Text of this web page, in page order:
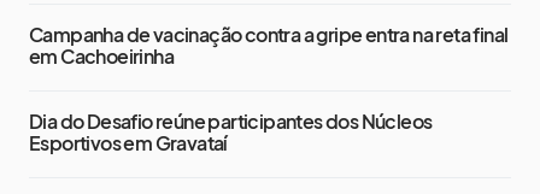
Campanha de vacinação contra a gripe entra na reta final
em Cachoeirinha
Dia do Desafio reúne participantes dos Núcleos
Esportivos em Gravataí